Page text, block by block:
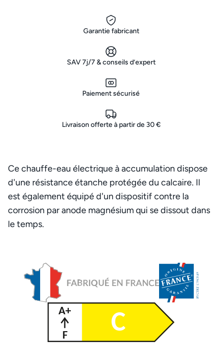
Garantie fabricant
SAV 7j/7 & conseils d’expert
Paiement sécurisé
Livraison offerte à partir de 30 €
Ce chauffe-eau électrique à accumulation dispose
d'une résistance étanche protégée du calcaire. Il
est également équipé d'un dispositif contre la
corrosion par anode magnésium qui se dissout dans
le temps.